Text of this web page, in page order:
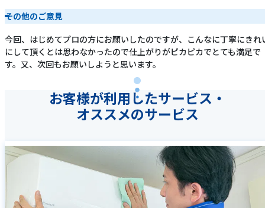
その他のご意見
今回、はじめてプロの方にお願いしたのですが、こんなに丁寧にきれ
にして頂くとは思わなかったので仕上がりがピカピカでとても満足で
す。又、次回もお願いしようと思います。
お客様が利用したサービス・
オススメのサービス